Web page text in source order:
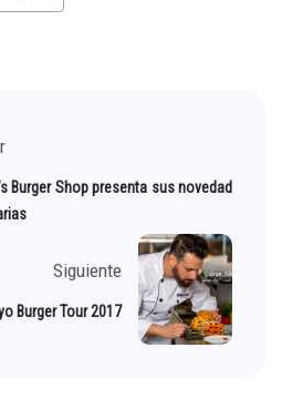
Burger Shop presenta sus novedad
Siguiente
Burger Tour 2017